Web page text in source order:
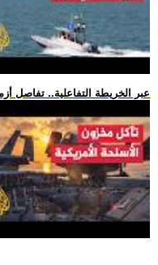
.. عبر الخريطة التفاعلية.. تفاصل